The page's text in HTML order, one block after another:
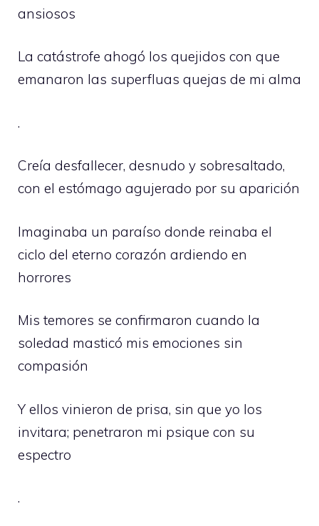
ansiosos
La catástrofe ahogó los quejidos con que
emanaron las superfluas quejas de mi alma
.
Creía desfallecer, desnudo y sobresaltado,
con el estómago agujerado por su aparición
Imaginaba un paraíso donde reinaba el
ciclo del eterno corazón ardiendo en
horrores
Mis temores se confirmaron cuando la
soledad masticó mis emociones sin
compasión
Y ellos vinieron de prisa, sin que yo los
invitara; penetraron mi psique con su
espectro
.